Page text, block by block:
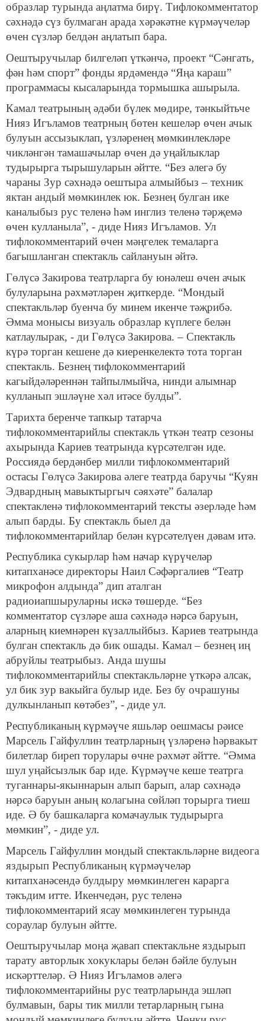
образлар турында аңлатма бирү. Тифлокомментатор
сәхнәдә сүз булмаган арада хәрәкәтне күрмәүчеләр
өчен сүзләр белдән аңлатып бара.
Оештыручылар билгеләп үткәнчә, проект “Сәнгать,
фән һәм спорт” фонды ярдәмендә “Яңа караш”
программасы кысаларында тормышка ашырыла.
Камал театрының әдәби бүлек мөдире, тәнкыйтьче
Нияз Игъламов театрның бөтен кешеләр өчен ачык
булуын ассызыклап, үзләренең мөмкинлекләре
чикләнгән тамашачылар өчен дә уңайлыклар
тудырырга тырышуларын әйтте. “Без әлегә бу
чараны Зур сәхнәдә оештыра алмыйбыз – техник
яктан андый мөмкинлек юк. Безнең булган ике
каналыбыз рус теленә һәм инглиз теленә тәрҗемә
өчен кулланыла”, - диде Нияз Игъламов. Ул
тифлокомментарий өчен мәңгелек темаларга
багышланган спектакль сайлануын әйтә.
Гөлүсә Закирова театрларга бу юнәлеш өчен ачык
булуларына рәхмәтләрен җиткерде. “Мондый
спектакльләр буенча бу минем икенче тәҗрибә.
Әмма монысы визуаль образлар күплеге белән
катлаулырак, - ди Гөлүсә Закирова. – Спектакль
күрә торган кешене дә киеренкелектә тота торган
спектакль. Безнең тифлокомментарий
кагыйдәләреннән тайпылмыйча, нинди алымнар
кулланып эшләүне хәл итәсе булды”.
Тарихта беренче тапкыр татарча
тифлокомментарийлы спектакль үткән театр сезоны
ахырында Кариев театрында күрсәтелгән иде.
Россиядә бердәнбер милли тифлокомментарий
остасы Гөлүсә Закирова әлеге театрда баручы “Куян
Эдвардның мавыктыргыч сәяхәте” балалар
спектакленә тифлокомментарий тексты әзерләде һәм
алып барды. Бу спектакль быел да
тифлокомментарийлар белән күрсәтелүен дәвам итә.
Республика сукырлар һәм начар күрүчеләр
китапханәсе директоры Наил Сәфәргалиев “Театр
микрофон алдында” дип аталган
радиоиапшыруларны искә төшерде. “Без
комментатор сүзләре аша сәхнәдә нәрсә баруын,
аларның киемнәрен күзаллыйбыз. Кариев театрында
булган спектакль дә бик ошады. Камал – безнең иң
абруйлы театрыбыз. Анда шушы
тифлокомментарийлы спектакльләрне үткәрә алсак,
ул бик зур вакыйга булыр иде. Без бу очрашуны
дулкынланып көтәбез”, - диде ул.
Республиканың күрмәүче яшьләр оешмасы рәисе
Марсель Гайфуллин театрларның үзләренә һәрвакыт
билетлар биреп торулары өчне рәхмәт әйтте. “Әмма
шул уңайсызлык бар иде. Күрмәүче кеше театрга
туганнары-якыннарын алып барып, алар сәхнәдә
нәрсә баруын аның колагына сөйләп торырга тиеш
иде. Ә бу башкаларга комачаулык тудырырга
мөмкин”, - диде ул.
Марсель Гайфуллин мондый спектакльләрне видеога
яздырып Республиканың күрмәүчеләр
китапханәсендә булдыру мөмкинлеген карарга
тәкъдим итте. Икенчедән, рус теленә
тифлокомментарий ясау мөмкинлеген турында
сораулар булуын әйтте.
Оештыручылар моңа җавап спектакльне яздырып
тарату авторлык хокуклары белән бәйле булуын
искәрттеләр. Ә Нияз Игъламов әлегә
тифлокомментарийны рус театрларында эшләп
булмавын, бары тик милли тетарларның гына